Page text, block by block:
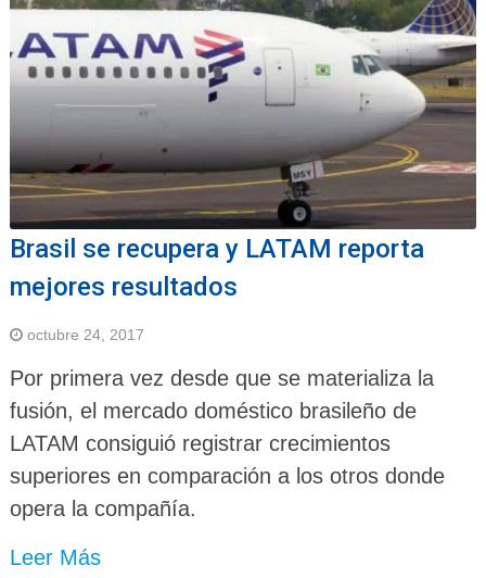
Brasil se recupera y LATAM reporta
mejores resultados
octubre 24, 2017
Por primera vez desde que se materializa la
fusión, el mercado doméstico brasileño de
LATAM consiguió registrar crecimientos
superiores en comparación a los otros donde
opera la compañía.
Leer Más